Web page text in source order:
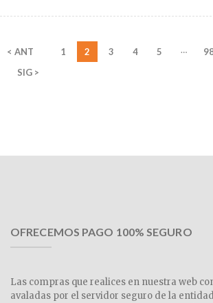
< ANT 1 2 3 4 5 …
SIG >
OFRECEMOS PAGO 100% SEGURO
Las compras que realices en nuestra web
avaladas por el servidor seguro de la